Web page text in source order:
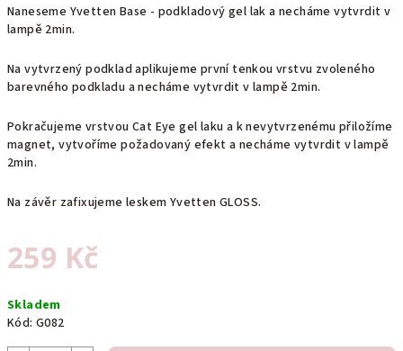
Naneseme Yvetten Base - podkladový gel lak a necháme vytvrdit v
lampě 2min.
Na vytvrzený podklad aplikujeme první tenkou vrstvu zvoleného
barevného podkladu a necháme vytvrdit v lampě 2min.
Pokračujeme vrstvou Cat Eye gel laku a k nevytvrzenému přiložíme
magnet, vytvoříme požadovaný efekt a necháme vytvrdit v lampě
2min.
Na závěr zafixujeme leskem Yvetten GLOSS.
259 Kč
cena:
Skladem
Kód: G082